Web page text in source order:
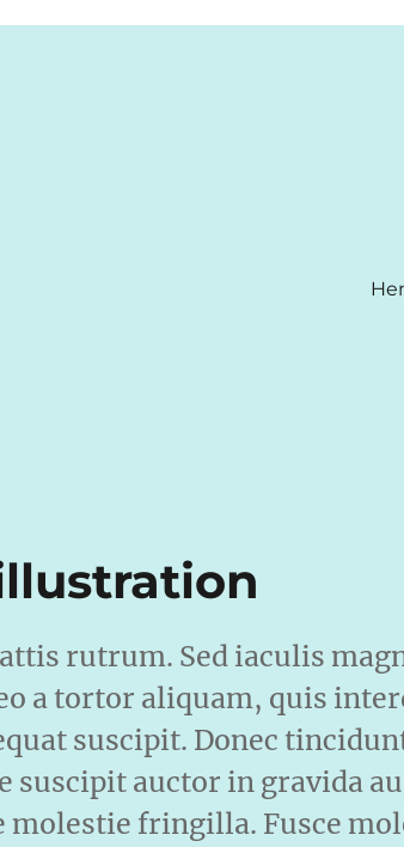
rutrum. Sed iaculis
a tortor aliquam, quis
suscipit. Donec
suscipit auctor in gravida
molestie fringilla. Fusce